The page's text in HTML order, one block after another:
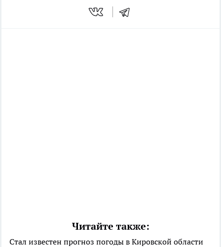
Читайте также:
Стал известен прогноз погоды в Кировской области